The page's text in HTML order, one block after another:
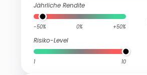
Jährliche Rendite
-50% 0% +50%
Risiko-Level
1 10